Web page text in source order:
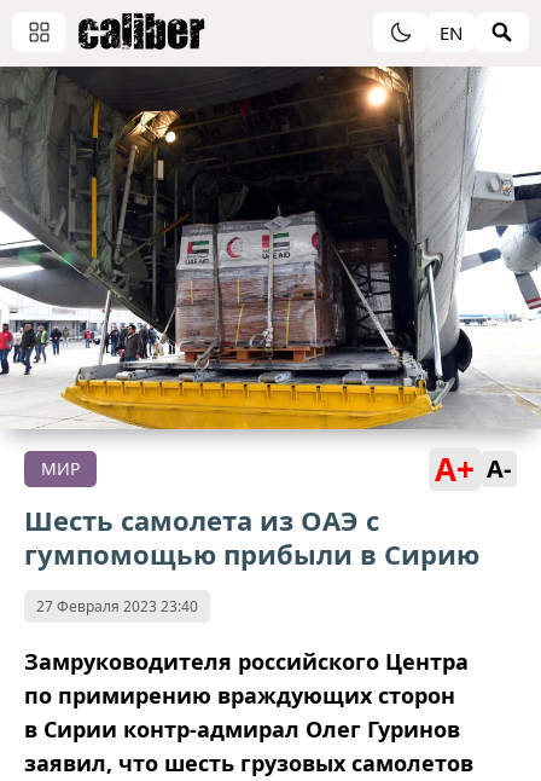
EN
МИР A+ A-
Шесть самолета из ОАЭ с
гумпомощью прибыли в Сирию
27 Февраля 2023 23:40
Замруководителя российского Центра
по примирению враждующих сторон
в Сирии контр-адмирал Олег Гуринов
заявил, что шесть грузовых самолетов